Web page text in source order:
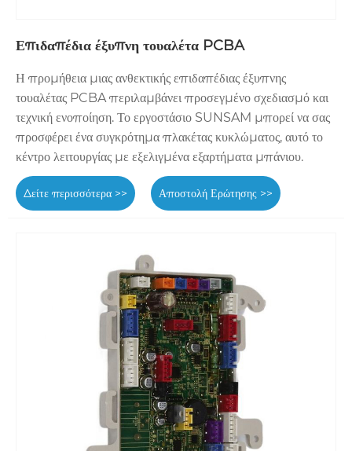
Επιδαπέδια έξυπνη τουαλέτα PCBA
Η προμήθεια μιας ανθεκτικής επιδαπέδιας έξυπνης
τουαλέτας PCBA περιλαμβάνει προσεγμένο σχεδιασμό και
τεχνική ενοποίηση. Το εργοστάσιο SUNSAM μπορεί να σας
προσφέρει ένα συγκρότημα πλακέτας κυκλώματος, αυτό το
κέντρο λειτουργίας με εξελιγμένα εξαρτήματα μπάνιου.
Δείτε περισσότερα >> Αποστολή Ερώτησης >>